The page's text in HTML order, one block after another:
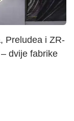
Preludea i ZR-
dvije fabrike